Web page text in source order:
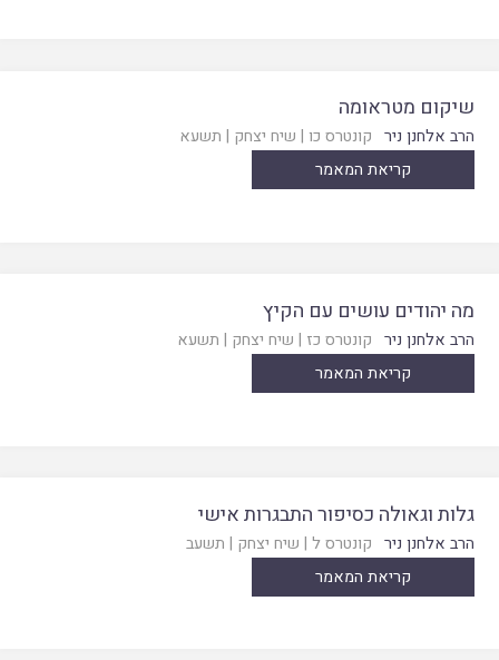
שיקום מטראומה
הרב אלחנן ניר קונטרס כו | שיח יצחק | תשעא
קריאת המאמר
מה יהודים עושים עם הקיץ
הרב אלחנן ניר קונטרס כז | שיח יצחק | תשעא
קריאת המאמר
גלות וגאולה כסיפור התבגרות אישי
הרב אלחנן ניר קונטרס ל | שיח יצחק | תשעב
קריאת המאמר